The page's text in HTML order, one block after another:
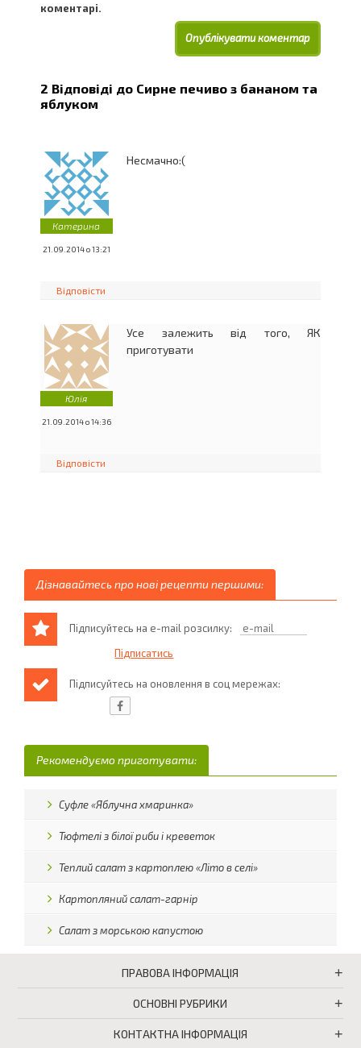
коментарі.
2 Відповіді до Сирне печиво з бананом та
яблуком
Катерина
21.09.2014 о 13:21
Несмачно:(
Відповісти
Юлія
21.09.2014 о 14:36
Усе залежить від того, ЯК
приготувати
Відповісти
Дізнавайтесь про нові рецепти першими:
Підписуйтесь на e-mail розсилку:
Підписуйтесь на оновлення в соц мережах:
Рекомендуємо приготувати:
Суфле «Яблучна хмаринка»
Тюфтелі з білої риби і креветок
Теплий салат з картоплею «Літо в селі»
Картопляний салат-гарнір
Салат з морською капустою
ПРАВОВА ІНФОРМАЦІЯ
ОСНОВНІ РУБРИКИ
КОНТАКТНА ІНФОРМАЦІЯ